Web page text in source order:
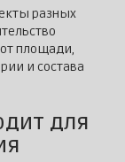
разных
площади,
и состава
для